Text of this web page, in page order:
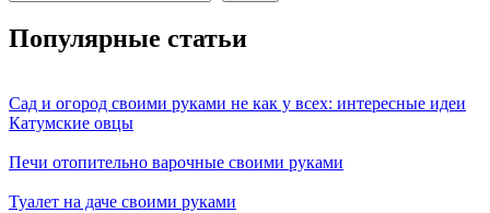
Популярные статьи
Сад и огород своими руками не как у всех: интересные идеи
Катумские овцы
Печи отопительно варочные своими руками
Туалет на даче своими руками